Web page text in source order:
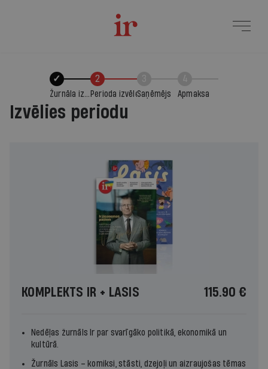
✓
Žurnāla izvēle
2
Perioda izvēleSaņēmējs Apmaksa
Izvēlies periodu
KOMPLEKTS IR + LASIS 115.90 €
Nedēļas žurnāls Ir par svarīgāko politikā, ekonomikā un
kultūrā.
Žurnāls Lasis – komiksi, stāsti, dzejoļi un aizraujošas tēmas